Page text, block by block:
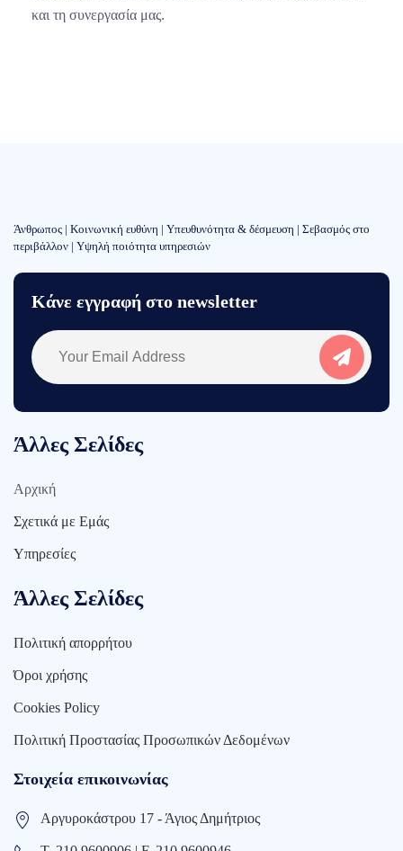
και τη συνεργασία μας.
Άνθρωπος | Κοινωνική ευθύνη | Υπευθυνότητα & δέσμευση | Σεβασμός στο
περιβάλλον | Υψηλή ποιότητα υπηρεσιών
Κάνε εγγραφή στο newsletter
Άλλες Σελίδες
Αρχική
Σχετικά με Εμάς
Υπηρεσίες
Άλλες Σελίδες
Πολιτική απορρήτου
Όροι χρήσης
Cookies Policy
Πολιτική Προστασίας Προσωπικών Δεδομένων
Στοιχεία επικοινωνίας
Αργυροκάστρου 17 - Άγιος Δημήτριος